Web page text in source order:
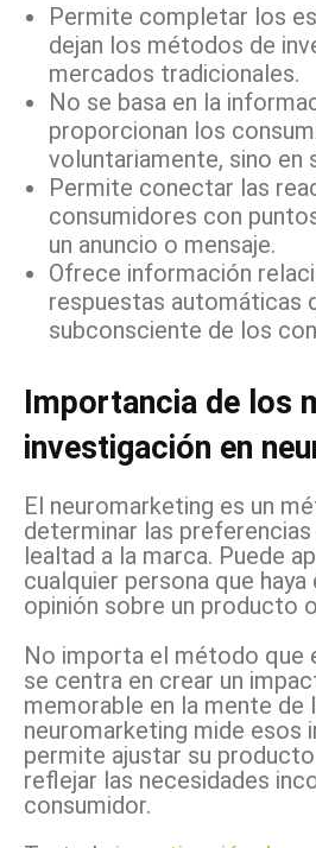
Permite completar los
dejan los métodos de
mercados tradicionales.
No se basa en la
proporcionan los
voluntariamente, sino en
Permite conectar las
consumidores con
un anuncio o mensaje.
Ofrece información
respuestas automáticas
subconsciente de los
Importancia de los
investigación en
El neuromarketing es un
determinar las
lealtad a la marca. Puede
cualquier persona que
opinión sobre un producto
No importa el método que
se centra en crear un
memorable en la mente de
neuromarketing mide esos
permite ajustar su
reflejar las necesidades
consumidor.